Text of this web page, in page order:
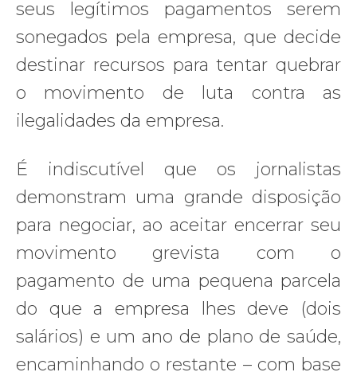
seus legítimos pagamentos serem
sonegados pela empresa, que decide
destinar recursos para tentar quebrar
o movimento de luta contra as
ilegalidades da empresa.
É indiscutível que os jornalistas
demonstram uma grande disposição
para negociar, ao aceitar encerrar seu
movimento grevista com o
pagamento de uma pequena parcela
do que a empresa lhes deve (dois
salários) e um ano de plano de saúde,
encaminhando o restante – com base